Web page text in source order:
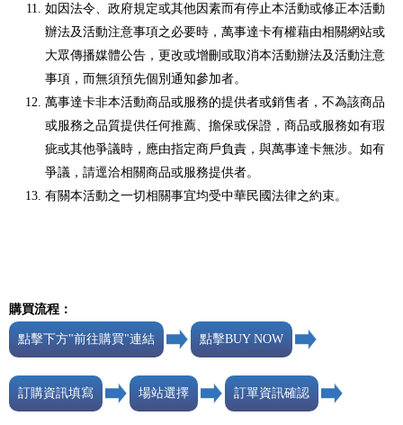
如因法令、政府規定或其他因素而有停止本活動或修正本活動
辦法及活動注意事項之必要時，萬事達卡有權藉由相關網站或
大眾傳播媒體公告，更改或增刪或取消本活動辦法及活動注意
事項，而無須預先個別通知參加者。
萬事達卡非本活動商品或服務的提供者或銷售者，不為該商品
或服務之品質提供任何推薦、擔保或保證，商品或服務如有瑕
疵或其他爭議時，應由指定商戶負責，與萬事達卡無涉。如有
爭議，請逕洽相關商品或服務提供者。
有關本活動之一切相關事宜均受中華民國法律之約束。
購買流程：
點擊下方"前往購買"連結 點擊BUY NOW
訂購資訊填寫 場站選擇 訂單資訊確認